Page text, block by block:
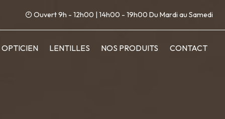
Ouvert 9h - 12h00 | 14h00 - 19h00 Du Mardi au Samedi
OPTICIEN LENTILLES NOS PRODUITS CONTACT